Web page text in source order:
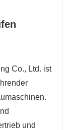
Co., Ltd. ist
und